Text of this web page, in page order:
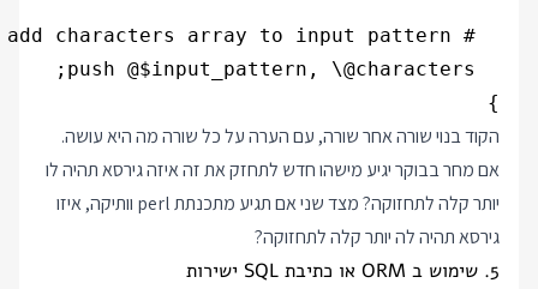
}
הקוד בנוי שורה אחר שורה, עם הערה על כל שורה מה היא עושה.
אם מחר בבוקר יגיע מישהו חדש לתחזק את זה איזה גירסא תהיה לו
יותר קלה לתחזוקה? מצד שני אם תגיע מתכנתת perl וותיקה, איזו
גירסא תהיה לה יותר קלה לתחזוקה?
5. שימוש ב ORM או כתיבת SQL ישירות